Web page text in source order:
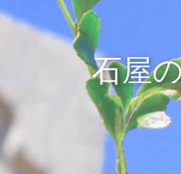
石屋